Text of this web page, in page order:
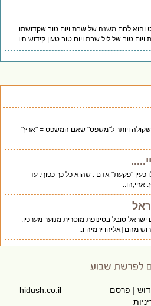
לחם משנה של שבת ויום טוב שקדושתו
של ליל שבת ויום טוב טעון קידוש היו
ויותר ל"משפט" שאם המשפט = "ארץ"
"פקעת" אדם . שהוא כל כך כפוף. עד
טובל בטינופת מוסרית מנוער מערכיו.
[אליהו ירמיה ו..
|פרסם
hidush.co.il